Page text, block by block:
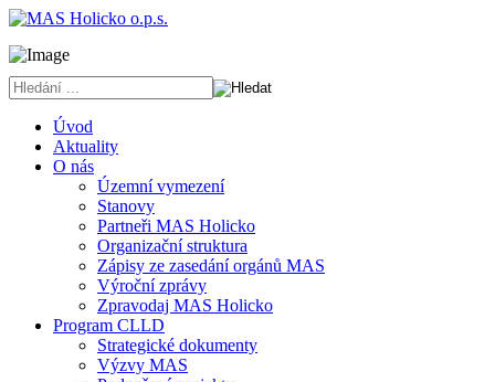
Úvod
Aktuality
O nás
Územní vymezení
Stanovy
Partneři MAS Holicko
Organizační struktura
Zápisy ze zasedání orgánů MAS
Výroční zprávy
Zpravodaj MAS Holicko
Program CLLD
Strategické dokumenty
Výzvy MAS